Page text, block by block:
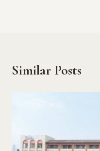
Similar Posts